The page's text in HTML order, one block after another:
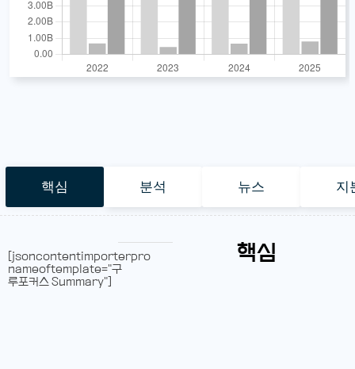
핵심 분석 뉴스 지
핵심
[jsoncontentimporterpro
nameoftemplate="구
루포커스 Summary"]